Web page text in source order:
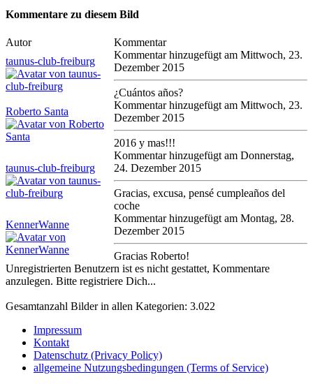
Kommentare zu diesem Bild
Autor
Kommentar
taunus-club-freiburg
Kommentar hinzugefügt am Mittwoch, 23.
Dezember 2015
¿Cuántos años?
Roberto Santa
Kommentar hinzugefügt am Mittwoch, 23.
Dezember 2015
2016 y mas!!!
taunus-club-freiburg
Kommentar hinzugefügt am Donnerstag,
24. Dezember 2015
Gracias, excusa, pensé cumpleaños del
coche
KennerWanne
Kommentar hinzugefügt am Montag, 28.
Dezember 2015
Gracias Roberto!
Unregistrierten Benutzern ist es nicht gestattet, Kommentare
anzulegen. Bitte registriere Dich...
Gesamtanzahl Bilder in allen Kategorien: 3.022
Impressum
Kontakt
Datenschutz (Privacy Policy)
allgemeine Nutzungsbedingungen (Terms of Service)